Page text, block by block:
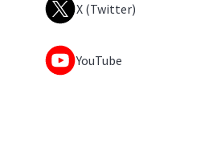
X (Twitter)
YouTube